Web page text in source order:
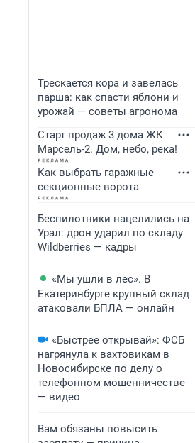
Трескается кора и завелась
парша: как спасти яблони и
урожай — советы агронома
Старт продаж 3 дома ЖК
Марсель-2. Дом, небо, река!
Как выбрать гаражные
секционные ворота
Беспилотники нацелились на
Урал: дрон ударил по складу
Wildberries — кадры
«Мы ушли в лес». В
Екатеринбурге крупный склад
атаковали БПЛА — онлайн
«Быстрее открывай»: ФСБ
нагрянула к вахтовикам в
Новосибирске по делу о
телефонном мошенничестве
— видео
Вам обязаны повысить